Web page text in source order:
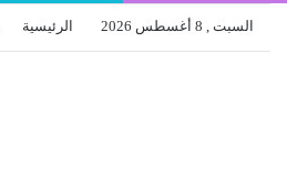
السبت , 8 أغسطس 2026 الرئيسية